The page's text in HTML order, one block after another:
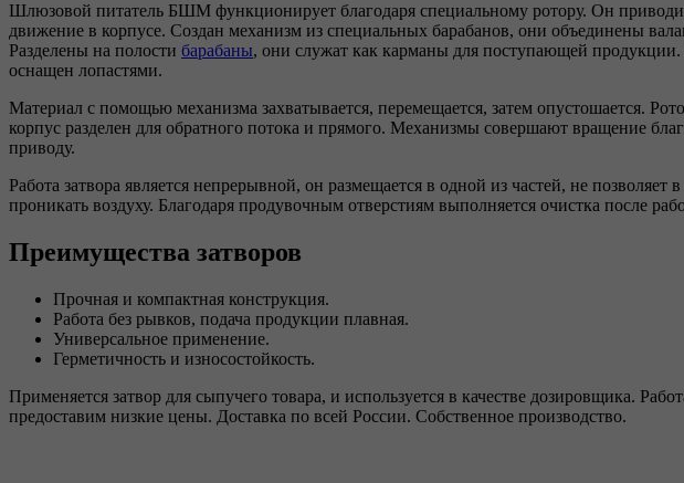
Шлюзовой питатель БШМ функционирует благодаря специальному ротору. Он
движение в корпусе. Создан механизм из специальных барабанов, они объединены
Разделены на полости барабаны, они служат как карманы для поступающей продукции.
оснащен лопастями.
Материал с помощью механизма захватывается, перемещается, затем опустошается.
корпус разделен для обратного потока и прямого. Механизмы совершают вращение
приводу.
Работа затвора является непрерывной, он размещается в одной из частей, не позволяет
проникать воздуху. Благодаря продувочным отверстиям выполняется очистка после
Преимущества затворов
Прочная и компактная конструкция.
Работа без рывков, подача продукции плавная.
Универсальное применение.
Герметичность и износостойкость.
Применяется затвор для сыпучего товара, и используется в качестве дозировщика.
предоставим низкие цены. Доставка по всей России. Собственное производство.